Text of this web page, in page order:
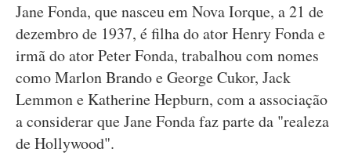
Jane Fonda, que nasceu em Nova Iorque, a 21 de
dezembro de 1937, é filha do ator Henry Fonda e
irmã do ator Peter Fonda, trabalhou com nomes
como Marlon Brando e George Cukor, Jack
Lemmon e Katherine Hepburn, com a associação
a considerar que Jane Fonda faz parte da "realeza
de Hollywood".